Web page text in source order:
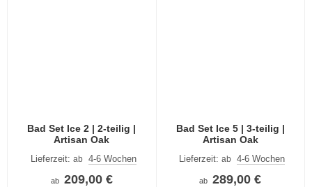
Bad Set Ice 2 | 2-teilig |
Artisan Oak
Lieferzeit: ab 4-6 Wochen
ab 209,00 €
Bad Set Ice 5 | 3-teilig |
Artisan Oak
Lieferzeit:ab 4-6 Wochen
ab 289,00 €